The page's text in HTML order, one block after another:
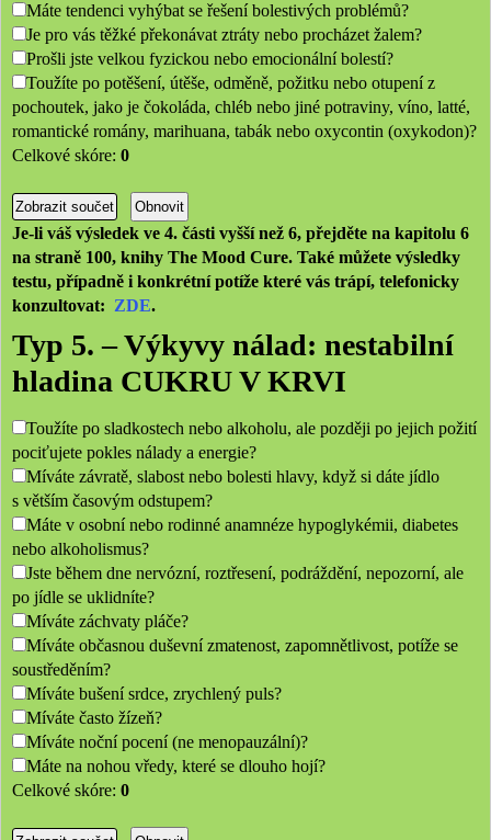
Máte tendenci vyhýbat se řešení bolestivých problémů?
Je pro vás těžké překonávat ztráty nebo procházet žalem?
Prošli jste velkou fyzickou nebo emocionální bolestí?
Toužíte po potěšení, útěše, odměně, požitku nebo otupení z
pochoutek, jako je čokoláda, chléb nebo jiné potraviny, víno, latté,
romantické romány, marihuana, tabák nebo oxycontin (oxykodon)?
Celkové skóre: 0
Je-li váš výsledek ve 4. části vyšší než 6, přejděte na kapitolu 6
na straně 100, knihy The Mood Cure. Také můžete výsledky
testu, případně i konkrétní potíže které vás trápí, telefonicky
konzultovat: ZDE.
Typ 5. – Výkyvy nálad: nestabilní
hladina CUKRU V KRVI
Toužíte po sladkostech nebo alkoholu, ale později po jejich požití
pociťujete pokles nálady a energie?
Míváte závratě, slabost nebo bolesti hlavy, když si dáte jídlo
s větším časovým odstupem?
Máte v osobní nebo rodinné anamnéze hypoglykémii, diabetes
nebo alkoholismus?
Jste během dne nervózní, roztřesení, podráždění, nepozorní, ale
po jídle se uklidníte?
Míváte záchvaty pláče?
Míváte občasnou duševní zmatenost, zapomnětlivost, potíže se
soustředěním?
Míváte bušení srdce, zrychlený puls?
Míváte často žízeň?
Míváte noční pocení (ne menopauzální)?
Máte na nohou vředy, které se dlouho hojí?
Celkové skóre: 0